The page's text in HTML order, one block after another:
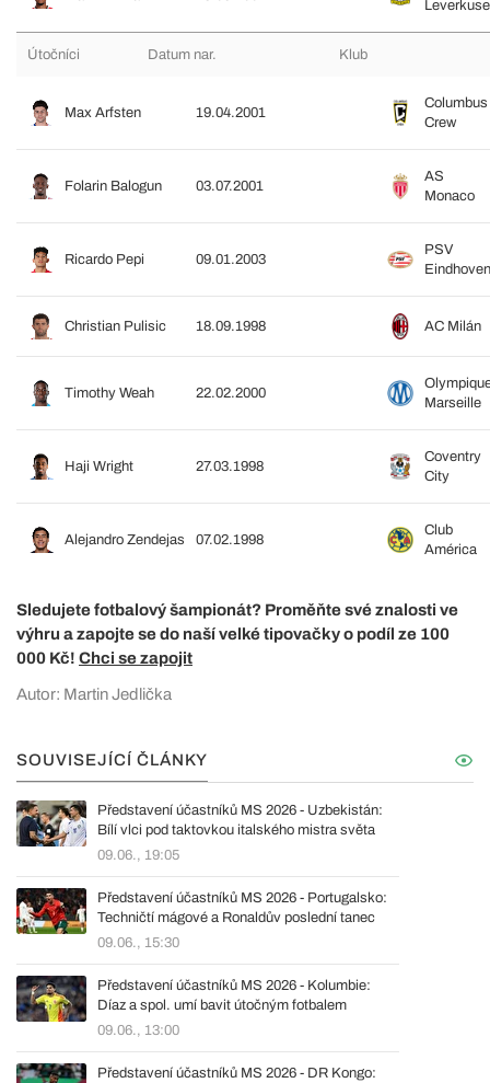
Útočníci Datum nar. Klub
Max Arfsten 19.04.2001
Columbus
Crew
Folarin Balogun 03.07.2001
AS
Monaco
Ricardo Pepi 09.01.2003
PSV
Eindhoven
Christian Pulisic 18.09.1998 AC Milán
Timothy Weah 22.02.2000
Marseille
Haji Wright 27.03.1998
Coventry
City
Alejandro Zendejas 07.02.1998
Club
América
Sledujete fotbalový šampionát? Proměňte své znalosti ve
výhru a zapojte se do naší velké tipovačky o podíl ze 100
000 Kč! Chci se zapojit
Autor: Martin Jedlička
SOUVISEJÍCÍ ČLÁNKY
Představení účastníků MS 2026 - Uzbekistán:
Bílí vlci pod taktovkou italského mistra světa
09.06., 19:05
Představení účastníků MS 2026 - Portugalsko:
Techničtí mágové a Ronaldův poslední tanec
09.06., 15:30
Představení účastníků MS 2026 - Kolumbie:
Díaz a spol. umí bavit útočným fotbalem
09.06., 13:00
Představení účastníků MS 2026 - DR Kongo: